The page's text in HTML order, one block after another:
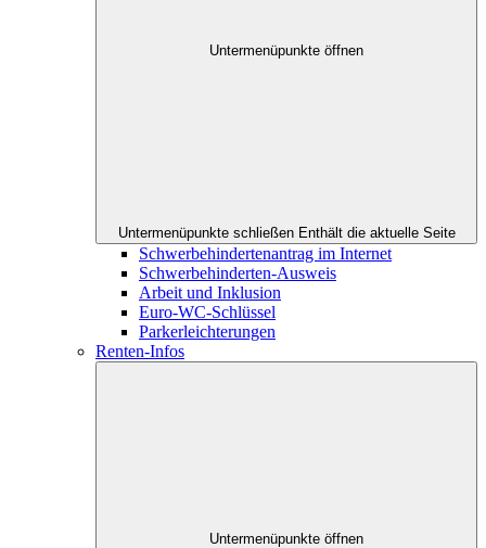
Untermenüpunkte öffnen
Untermenüpunkte schließen Enthält die aktuelle Seite
Schwerbehindertenantrag im Internet
Schwerbehinderten-Ausweis
Arbeit und Inklusion
Euro-WC-Schlüssel
Parkerleichterungen
Renten-Infos
Untermenüpunkte öffnen